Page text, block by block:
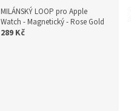
MILÁNSKÝ LOOP pro Apple
Watch - Magnetický - Rose Gold
289 Kč